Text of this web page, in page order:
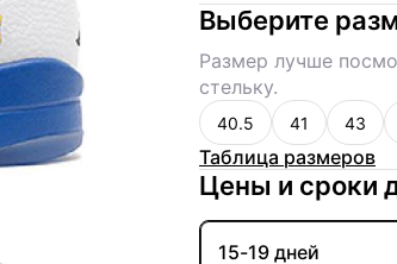
Выберите
Размер лучше
стельку.
40.5 41 43
Таблица размеров
Цены и сроки
15-19 дней